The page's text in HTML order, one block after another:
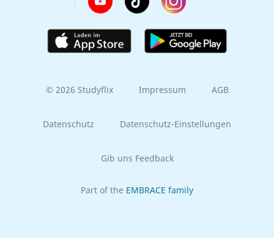
© 2026 Studyflix Impressum AGB
Datenschutz Datenschutz-Einstellungen
Gib uns Feedback
Part of the EMBRACE family